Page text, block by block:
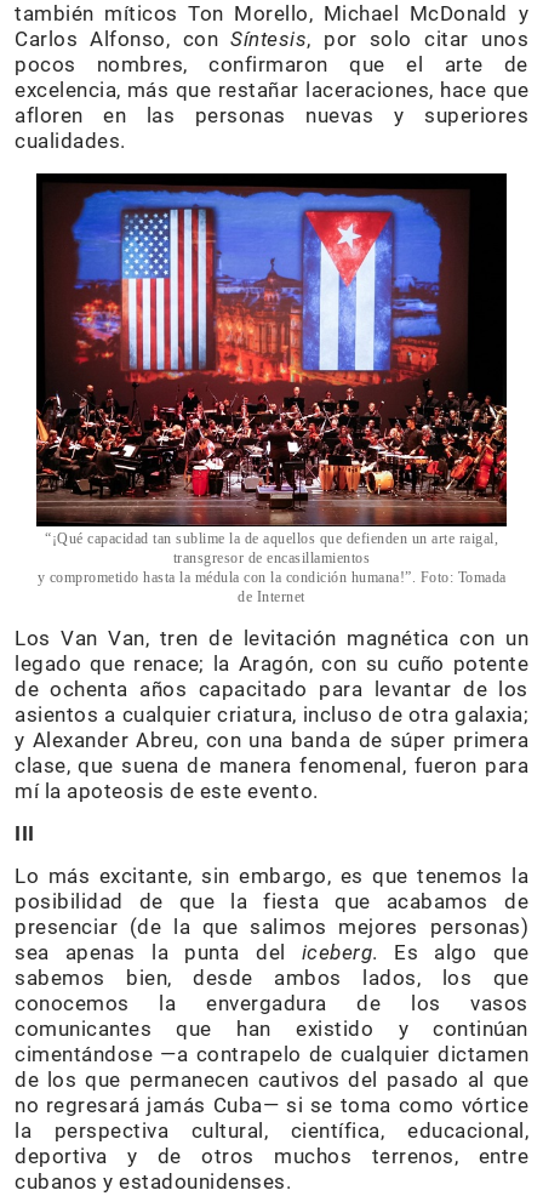
también míticos Ton Morello, Michael McDonald y
Carlos Alfonso, conSíntesis, por solo citar unos
pocos nombres, confirmaron que el arte de
excelencia, más que restañar laceraciones, hace que
afloren en las personas nuevas y superiores
cualidades.
“¡Qué capacidad tan sublime la de aquellos que defienden un arte raigal,
transgresor de encasillamientos
y comprometido hasta la médula con la condición humana!”. Foto: Tomada
de Internet
Los Van Van, tren de levitación magnética con un
legado que renace; la Aragón, con su cuño potente
de ochenta años capacitado para levantar de los
asientos a cualquier criatura, incluso de otra galaxia;
y Alexander Abreu, con una banda de súper primera
clase, que suena de manera fenomenal, fueron para
mí la apoteosis de este evento.
III
Lo más excitante, sin embargo, es que tenemos la
posibilidad de que la fiesta que acabamos de
presenciar (de la que salimos mejores personas)
sea apenas la punta del iceberg. Es algo que
sabemos bien, desde ambos lados, los que
conocemos la envergadura de los vasos
comunicantes que han existido y continúan
cimentándose —a contrapelo de cualquier dictamen
de los que permanecen cautivos del pasado al que
no regresará jamás Cuba— si se toma como vórtice
la perspectiva cultural, científica, educacional,
deportiva y de otros muchos terrenos, entre
cubanos y estadounidenses.